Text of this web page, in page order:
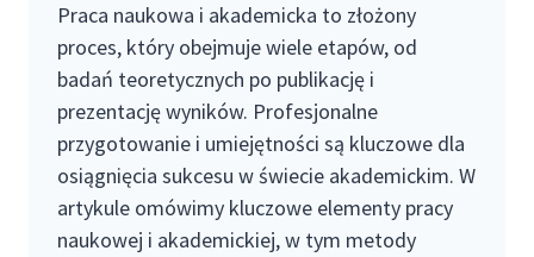
Praca naukowa i akademicka to złożony
proces, który obejmuje wiele etapów, od
badań teoretycznych po publikację i
prezentację wyników. Profesjonalne
przygotowanie i umiejętności są kluczowe dla
osiągnięcia sukcesu w świecie akademickim. W
artykule omówimy kluczowe elementy pracy
naukowej i akademickiej, w tym metody